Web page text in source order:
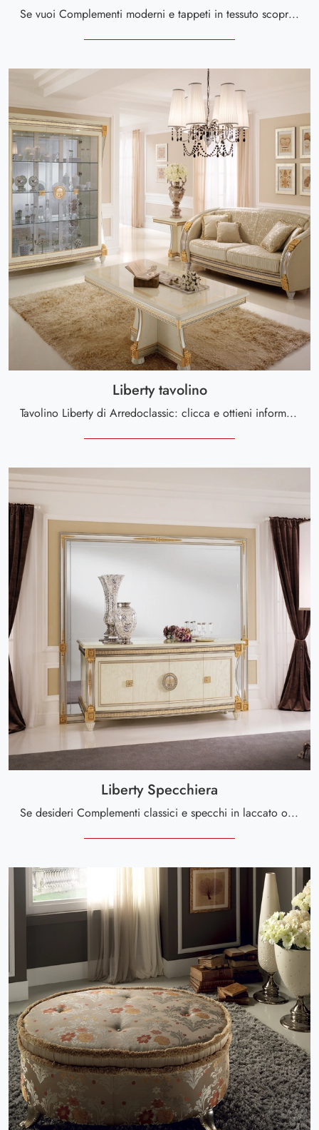
Se vuoi Complementi moderni e tappeti in tessuto scopri di più sul modello Domus dell'azienda Calligaris.
Liberty tavolino
Tavolino Liberty di Arredoclassic: clicca e ottieni informazioni sui Complementi e tavolini classici in marmo del noto e rinomato brand!
Liberty Specchiera
Se desideri Complementi classici e specchi in laccato ottieni informazioni sul modello Liberty Specchiera del marchio Arredoclassic.